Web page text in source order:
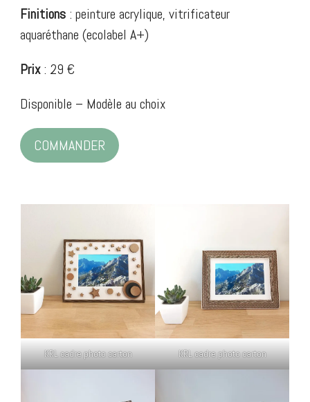
Finitions : peinture acrylique, vitrificateur
aquaréthane (ecolabel A+)
Prix: 29 €
Disponible – Modèle au choix
COMMANDER
KRL cadre photo carton KRL cadre photo carton